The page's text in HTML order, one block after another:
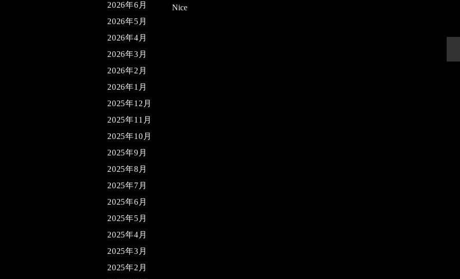
Nice
2026年6月
2026年5月
2026年4月
2026年3月
2026年2月
2026年1月
2025年12月
2025年11月
2025年10月
2025年9月
2025年8月
2025年7月
2025年6月
2025年5月
2025年4月
2025年3月
2025年2月